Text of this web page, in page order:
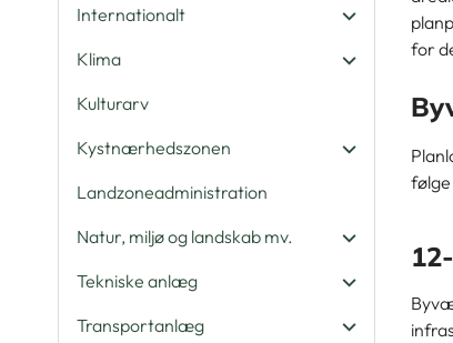
Internationalt
Klima
Kulturarv
Kystnærhedszonen
Landzoneadministration
Natur, miljø og landskab mv.
Tekniske anlæg
Transportanlæg
for